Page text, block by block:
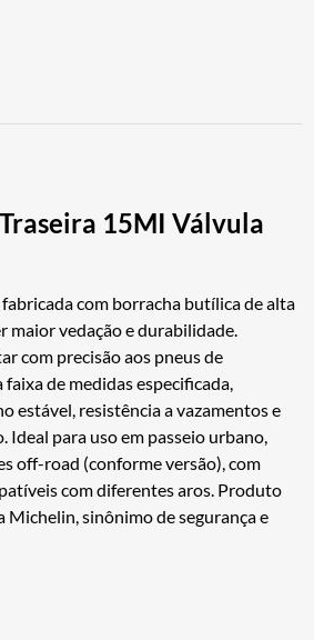
15MI Válvula
com borracha butílica de alta
maior vedação e durabilidade.
com precisão aos pneus de
de medidas especificada,
estável, resistência a vazamentos e
Ideal para uso em passeio urbano,
off-road (conforme versão), com
com diferentes aros. Produto
Michelin, sinônimo de segurança e